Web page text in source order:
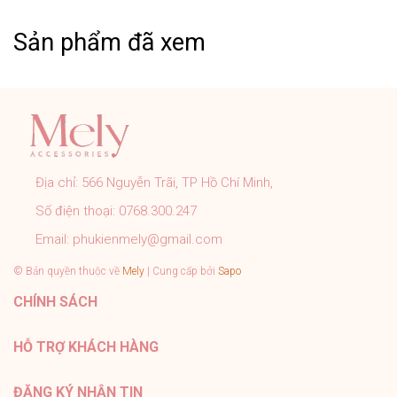
➤ Khách cần hỗ trợ các vấn đề khách vui lòng inbox
trực tiếp cho shop.
➤ Sản phẩm đúng với mô tả, hình ảnh shop đăng.
➤ Đơn hàng được kiểm tra, đóng gói cẩn thận đúng quy
trình trước khi gửi.
➤ Tất cả sản phẩm của Mely đều có chính sách bảo
hành rõ ràng.
➤ Tư vấn nhiệt tình 24/7, hỗ trợ khách tận tình sau bán
#PhukienMELY #phukienthoitrang #accessories
#phukien #mely #titan #trangsuc
Sản phẩm đã xem
Địa chỉ: 566 Nguyễn Trãi, TP Hồ Chí Minh,
Số điện thoại: 0768.300.247
Email: phukienmely@gmail.com
© Bản quyền thuộc về Mely | Cung cấp bởi Sapo
CHÍNH SÁCH
HỖ TRỢ KHÁCH HÀNG
ĐĂNG KÝ NHẬN TIN